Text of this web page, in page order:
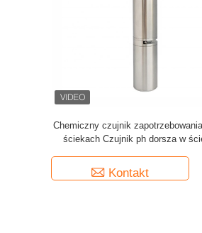
Chemiczny czujnik
ściekach Czujnik ph dorsza w
Kontakt